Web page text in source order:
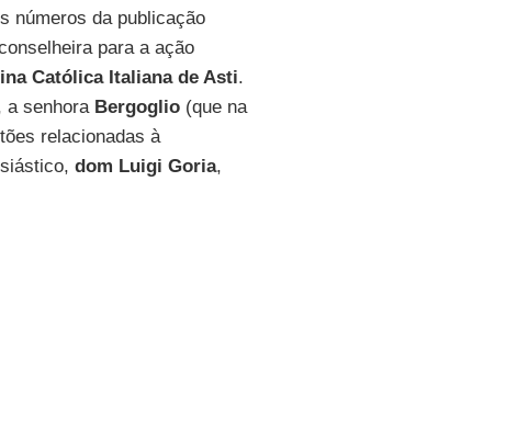
números da publicação
para a ação
Católica Italiana de Asti.
a senhora Bergoglio(que na
relacionadas à
dom Luigi Goria,